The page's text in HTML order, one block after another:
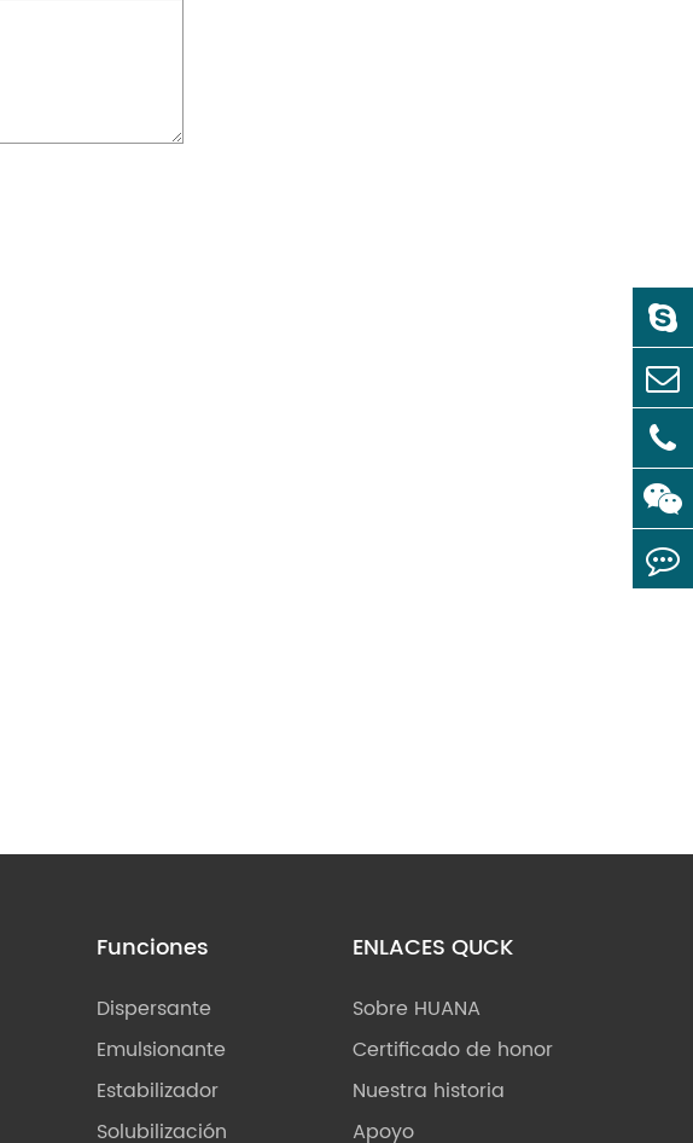
Funciones
Dispersante
Emulsionante
Estabilizador
Solubilización
ENLACES QUCK
Sobre HUANA
Certificado de honor
Nuestra historia
Apoyo